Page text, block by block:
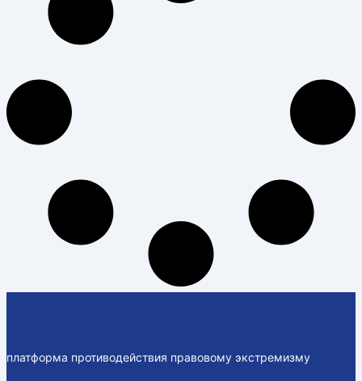
платформа противодействия правовому экстремизму